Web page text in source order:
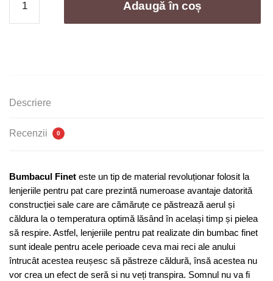
Lenjerie
de
elastic
A
Adaugă în coș
Descriere
Recenzii 0
Bumbacul Finet este un tip de material revoluționar folosit la
lenjeriile pentru pat care prezintă numeroase avantaje datorită
construcției sale care are cămăruțe ce păstrează aerul și
căldura la o temperatura optimă lăsând în același timp și pielea
să respire. Astfel, lenjeriile pentru pat realizate din bumbac finet
sunt ideale pentru acele perioade ceva mai reci ale anului
întrucât acestea reușesc să păstreze căldură, însă acestea nu
vor crea un efect de seră si nu veți transpira. Somnul nu va fi